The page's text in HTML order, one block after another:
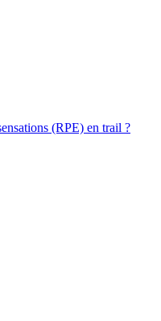
(RPE) en trail ?